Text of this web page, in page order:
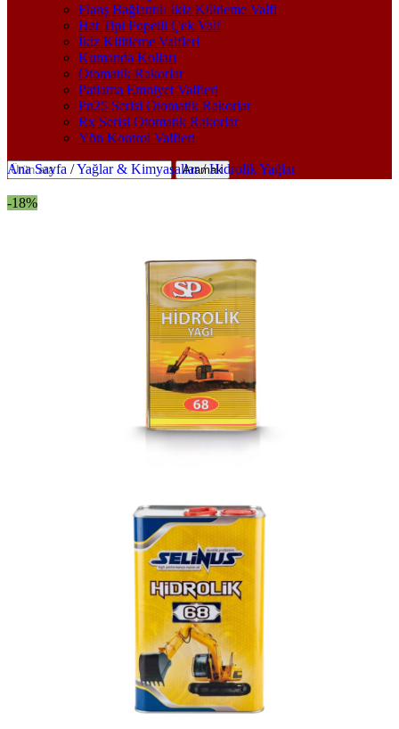
Flanş Bağlantılı İkiz Kilitleme Valfi
Hat Tipi Popetli Çek Valf
İkiz Kilitleme Valfleri
Kumanda Kolları
Otomatik Rakorlar
Patlama Emniyet Valfleri
Pn25 Serisi Otomatik Rakorlar
Rx Serisi Otomatik Rakorlar
Yön Kontrol Valfleri
Aramak
Ana Sayfa /Yağlar & Kimyasallar/ Hidrolik Yağlar
-18%